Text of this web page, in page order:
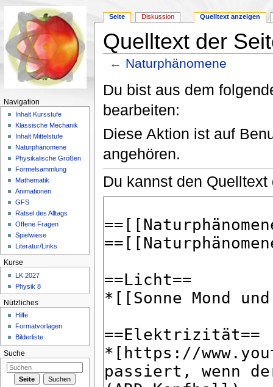
Quelltext der
← Naturphänomene
Du bist aus dem
bearbeiten:
Diese Aktion ist auf
angehören.
Du kannst den
Seite Diskussion Quelltext anzeigen
Navigation
Inhalt Kursstufe
Klassische Mechanik
Inhalt Mittelstufe
Naturphänomene
Physikalische Größen
Formelsammlung
Mathematik
Animationen
GFS
Rätsel des Alltags
Offene Fragen
Spielwiese
Literatur/Links
Kurse
LK 2027
Physik 8
Nützliches
Hilfe
Formatvorlagen
Bilderliste
Suche